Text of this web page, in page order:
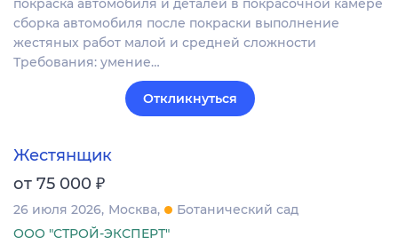
покраска автомобиля и деталей в покрасочной камере
сборка автомобиля после покраски выполнение
жестяных работ малой и средней сложности
Требования: умение…
Откликнуться
Жестянщик
от 75 000 ₽
26 июля 2026 Москва
Ботанический сад
ООО "СТРОЙ-ЭКСПЕРТ"